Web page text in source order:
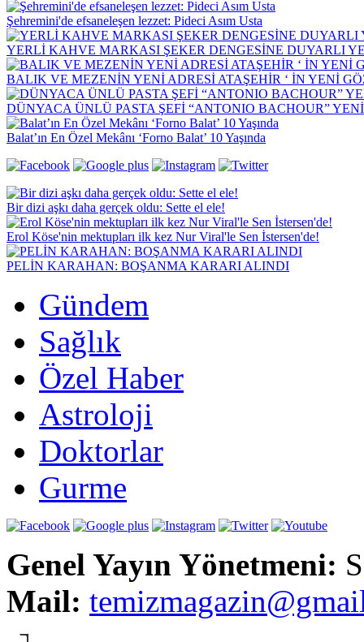
Şehremini'de efsaneleşen lezzet: Pideci Asım Usta
YERLİ KAHVE MARKASI ŞEKER DENGESİNE DUYARLI
BALIK VE MEZENİN YENİ ADRESİ ATAŞEHİR ‘ İN YENİ
DÜNYACA ÜNLÜ PASTA ŞEFİ “ANTONIO BACHOUR”
Balat’ın En Özel Mekânı ‘Forno Balat’ 10 Yaşında
Bir dizi aşkı daha gerçek oldu: Sette el ele!
Erol Köse'nin mektupları ilk kez Nur Viral'le Sen İstersen'de!
PELİN KARAHAN: BOŞANMA KARARI ALINDI
Gündem
Sağlık
Özel Haber
Astroloji
Doktorlar
Gurme
Genel Yayın Yönetmeni:
Mail: t